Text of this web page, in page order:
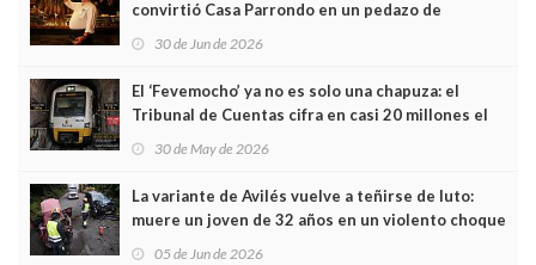
convirtió Casa Parrondo en un pedazo de
Asturias en Madrid
30 de Jun de 2026
El ‘Fevemocho’ ya no es solo una chapuza: el
Tribunal de Cuentas cifra en casi 20 millones el
sobrecoste de los trenes que no cabían por los
30 de May de 2026
La variante de Avilés vuelve a teñirse de luto:
muere un joven de 32 años en un violento choque
frontal
05 de Jun de 2026